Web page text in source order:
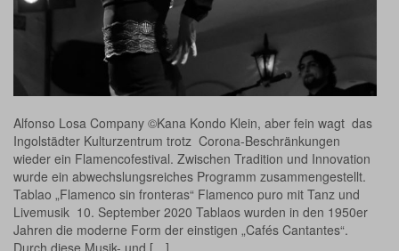
Alfonso Losa Company ©Kana Kondo Klein, aber fein wagt das
Ingolstädter Kulturzentrum trotz Corona-Beschränkungen
wieder ein Flamencofestival. Zwischen Tradition und Innovation
wurde ein abwechslungsreiches Programm zusammengestellt.
Tablao „Flamenco sin fronteras“ Flamenco puro mit Tanz und
Livemusik 10. September 2020 Tablaos wurden in den 1950er
Jahren die moderne Form der einstigen „Cafés Cantantes“.